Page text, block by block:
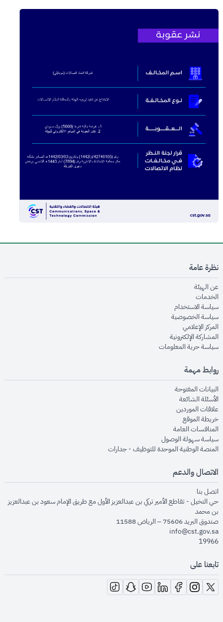
نظرة عامة
عن الهيئةopens in new window
الخدماتopens in new window
سياسة الاستخدام
سياسة الخصوصيةopens in new window
المركز الإعلاميopens in new window
المشاركة الإلكترونيةopens in new window
سياسة حرية المعلوماتopens in new window
روابط مهمة
البيانات المفتوحةopens in new window
الأسئلة الشائعةopens in new window
علاقات الموردينopens in new window
خريطة الموقعopens in new window
المنافسات العامةopens in new window
سياسة سهولة الوصولopens in new window
المنصة الوطنية الموحدة للتوظيف - جداراتopens in new window
الاتصال والدعم
اتصل بنا
حي النخيل - تقاطع الأمير تركي بن عبدالعزيز الأول مع طريق الإمام سعود بن عبدالعزيز
بن محمد
صندوق البريد 75606 – الرياض 11588
info@cst.gov.sa
19966
تابعنا على
opens in new window
opens in new window
opens in new window
opens in new window
opens in new window
opens in new window
opens in new window